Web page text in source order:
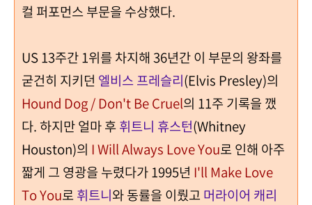
컬 퍼포먼스 부문을 수상했다.
US 13주간 1위를 차지해 36년간 이 부문의 왕좌를
굳건히 지키던 엘비스 프레슬리(Elvis Presley)의
Hound Dog / Don't Be Cruel의 11주 기록을 깼
다. 하지만 얼마 후휘트니 휴스턴(Whitney
Houston)의 I Will Always Love You로 인해 아주
짧게 그 영광을 누렸다가 1995년 I'll Make Love
To You로휘트니와 동률을 이뤘고 머라이어 캐리